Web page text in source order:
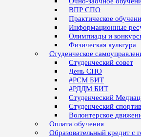
ВПР СПО
Практическое
Информационные
Олимпиады и
Физическая культура
Студенческое
Студенческий совет
День СПО
#РСМ БИТ
#РДДМ БИТ
Студенческий
Студенческий
Волонтерское
Оплата обучения
Образовательный кредит с